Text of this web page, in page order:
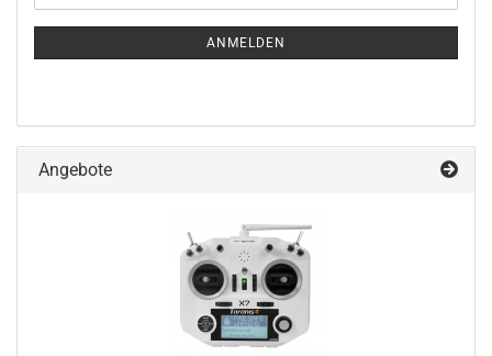
Mail
ANMELDEN
Angebote